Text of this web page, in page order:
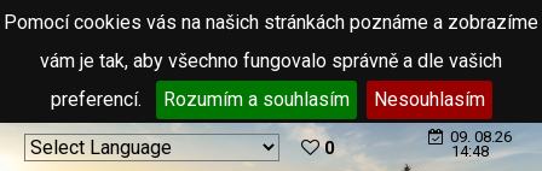
Pomocí cookies vás na našich stránkách poznáme a zobrazíme
vám je tak, aby všechno fungovalo správně a dle vašich
preferencí.
Rozumím a souhlasím Nesouhlasím
0
09. 08.26
14:48